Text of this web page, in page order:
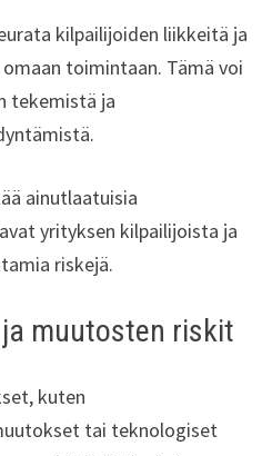
kilpailijoiden liikkeitä ja
toimintaan. Tämä voi
tekemistä ja
ainutlaatuisia
yrityksen kilpailijoista ja
riskejä.
muutosten riskit
kuten
tai teknologiset